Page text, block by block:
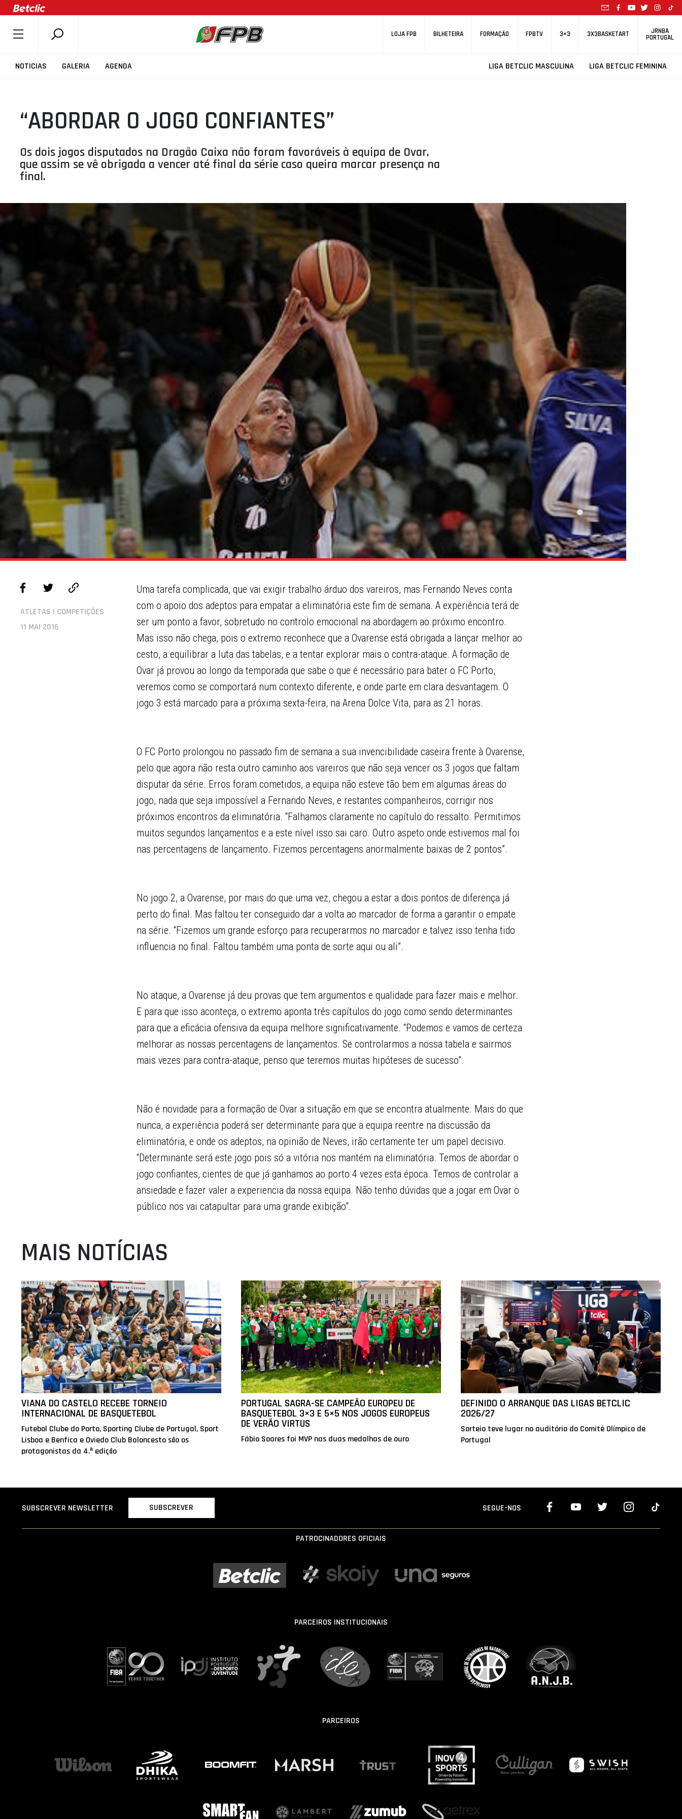
LOJA FPB BILHETEIRA FORMAÇÃO FPBTV 3×3 3X3BASKETART JRNBA
PORTUGAL
NOTICIAS GALERIA AGENDA LIGA BETCLIC MASCULINA LIGA BETCLIC FEMININA
SOBRE A FPB
COMPETIÇÕES
ASSOCIAÇÕES
CLUBES
AGENTES
SELEÇÕES
MINIBASQUETE
ÁREA TÉCNICA
“ABORDAR O JOGO CONFIANTES”
Os dois jogos disputados na Dragão Caixa não foram favoráveis à equipa de Ovar,
que assim se vê obrigada a vencer até final da série caso queira marcar presença na
final.
ATLETAS | COMPETIÇÕES
11 MAI 2016
Uma tarefa complicada, que vai exigir trabalho árduo dos vareiros, mas Fernando Neves conta
com o apoio dos adeptos para empatar a eliminatória este fim de semana. A experiência terá de
ser um ponto a favor, sobretudo no controlo emocional na abordagem ao próximo encontro.
Mas isso não chega, pois o extremo reconhece que a Ovarense está obrigada a lançar melhor ao
cesto, a equilibrar a luta das tabelas, e a tentar explorar mais o contra-ataque. A formação de
Ovar já provou ao longo da temporada que sabe o que é necessário para bater o FC Porto,
veremos como se comportará num contexto diferente, e onde parte em clara desvantagem. O
jogo 3 está marcado para a próxima sexta-feira, na Arena Dolce Vita, para as 21 horas.
O FC Porto prolongou no passado fim de semana a sua invencibilidade caseira frente à Ovarense,
pelo que agora não resta outro caminho aos vareiros que não seja vencer os 3 jogos que faltam
disputar da série. Erros foram cometidos, a equipa não esteve tão bem em algumas áreas do
jogo, nada que seja impossível a Fernando Neves, e restantes companheiros, corrigir nos
próximos encontros da eliminatória. “Falhamos claramente no capítulo do ressalto. Permitimos
muitos segundos lançamentos e a este nível isso sai caro. Outro aspeto onde estivemos mal foi
nas percentagens de lançamento. Fizemos percentagens anormalmente baixas de 2 pontos”.
No jogo 2, a Ovarense, por mais do que uma vez, chegou a estar a dois pontos de diferença já
perto do final. Mas faltou ter conseguido dar a volta ao marcador de forma a garantir o empate
na série. “Fizemos um grande esforço para recuperarmos no marcador e talvez isso tenha tido
influencia no final. Faltou também uma ponta de sorte aqui ou ali”.
No ataque, a Ovarense já deu provas que tem argumentos e qualidade para fazer mais e melhor.
E para que isso aconteça, o extremo aponta três capítulos do jogo como sendo determinantes
para que a eficácia ofensiva da equipa melhore significativamente. “Podemos e vamos de certeza
melhorar as nossas percentagens de lançamentos. Se controlarmos a nossa tabela e sairmos
mais vezes para contra-ataque, penso que teremos muitas hipóteses de sucesso”.
Não é novidade para a formação de Ovar a situação em que se encontra atualmente. Mais do que
nunca, a experiência poderá ser determinante para que a equipa reentre na discussão da
eliminatória, e onde os adeptos, na opinião de Neves, irão certamente ter um papel decisivo.
“Determinante será este jogo pois só a vitória nos mantém na eliminatória. Temos de abordar o
jogo confiantes, cientes de que já ganhamos ao porto 4 vezes esta época. Temos de controlar a
ansiedade e fazer valer a experiencia da nossa equipa. Não tenho dúvidas que a jogar em Ovar o
público nos vai catapultar para uma grande exibição”.
MAIS NOTÍCIAS
VIANA DO CASTELO RECEBE TORNEIO
INTERNACIONAL DE BASQUETEBOL
Futebol Clube do Porto, Sporting Clube de Portugal, Sport
Lisboa e Benfica e Oviedo Club Baloncesto são os
protagonistas da 4.ª edição
PORTUGAL SAGRA-SE CAMPEÃO EUROPEU DE
BASQUETEBOL 3×3 E 5×5 NOS JOGOS EUROPEUS
DE VERÃO VIRTUS
Fábio Soares foi MVP nas duas medalhas de ouro
DEFINIDO O ARRANQUE DAS LIGAS BETCLIC
2026/27
Sorteio teve lugar no auditório do Comité Olímpico de
Portugal
SUBSCREVER NEWSLETTER SUBSCREVER SEGUE-NOS
PATROCINADORES OFICIAIS
PARCEIROS INSTITUCIONAIS
PARCEIROS